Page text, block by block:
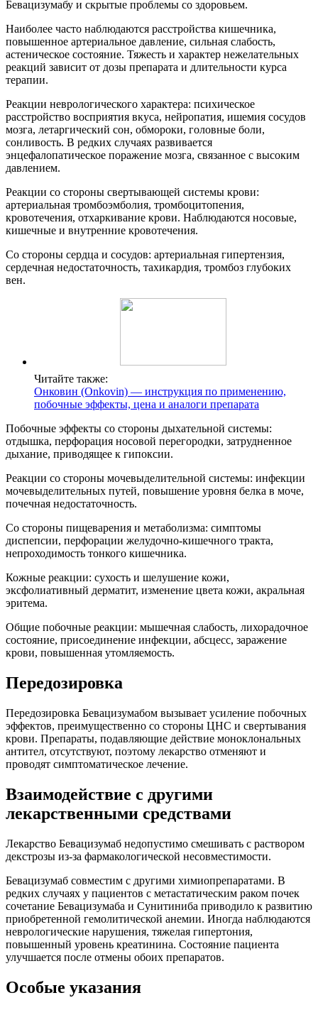
Бевацизумабу и скрытые проблемы со здоровьем.
Наиболее часто наблюдаются расстройства кишечника,
повышенное артериальное давление, сильная слабость,
астеническое состояние. Тяжесть и характер нежелательных
реакций зависит от дозы препарата и длительности курса
терапии.
Реакции неврологического характера: психическое
расстройство восприятия вкуса, нейропатия, ишемия сосудов
мозга, летаргический сон, обмороки, головные боли,
сонливость. В редких случаях развивается
энцефалопатическое поражение мозга, связанное с высоким
давлением.
Реакции со стороны свертывающей системы крови:
артериальная тромбоэмболия, тромбоцитопения,
кровотечения, отхаркивание крови. Наблюдаются носовые,
кишечные и внутренние кровотечения.
Со стороны сердца и сосудов: артериальная гипертензия,
сердечная недостаточность, тахикардия, тромбоз глубоких
вен.
Читайте также:
Онковин (Onkovin) — инструкция по применению,
побочные эффекты, цена и аналоги препарата
Побочные эффекты со стороны дыхательной системы:
отдышка, перфорация носовой перегородки, затрудненное
дыхание, приводящее к гипоксии.
Реакции со стороны мочевыделительной системы: инфекции
мочевыделительных путей, повышение уровня белка в моче,
почечная недостаточность.
Со стороны пищеварения и метаболизма: симптомы
диспепсии, перфорации желудочно-кишечного тракта,
непроходимость тонкого кишечника.
Кожные реакции: сухость и шелушение кожи,
эксфолиативный дерматит, изменение цвета кожи, акральная
эритема.
Общие побочные реакции: мышечная слабость, лихорадочное
состояние, присоединение инфекции, абсцесс, заражение
крови, повышенная утомляемость.
Передозировка
Передозировка Бевацизумабом вызывает усиление побочных
эффектов, преимущественно со стороны ЦНС и свертывания
крови. Препараты, подавляющие действие моноклональных
антител, отсутствуют, поэтому лекарство отменяют и
проводят симптоматическое лечение.
Взаимодействие с другими
лекарственными средствами
Лекарство Бевацизумаб недопустимо смешивать с раствором
декстрозы из-за фармакологической несовместимости.
Бевацизумаб совместим с другими химиопрепаратами. В
редких случаях у пациентов с метастатическим раком почек
сочетание Бевацизумаба и Сунитиниба приводило к развитию
приобретенной гемолитической анемии. Иногда наблюдаются
неврологические нарушения, тяжелая гипертония,
повышенный уровень креатинина. Состояние пациента
улучшается после отмены обоих препаратов.
Особые указания